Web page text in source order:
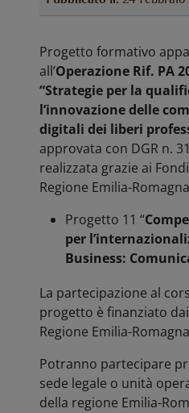
Progetto formativo
all’Operazione Rif. PA
“Strategie per la
l’innovazione delle
digitali dei liberi
approvata con DGR n.
realizzata grazie ai
Regione Emilia-
Progetto 11 “
per
Business:
La partecipazione al
progetto è finanziato
Regione Emilia-
Potranno partecipare
sede legale o unità
della regione Emilia-